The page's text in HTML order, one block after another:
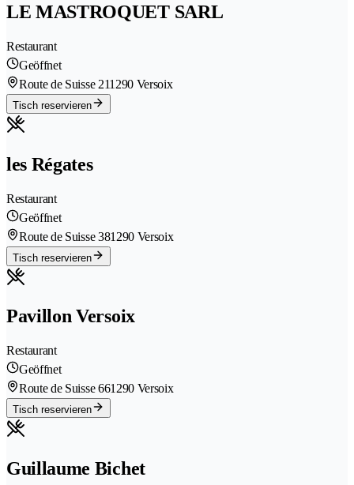
LE MASTROQUET SARL
Restaurant
Geöffnet
Route de Suisse 211290 Versoix
Tisch reservieren
les Régates
Restaurant
Geöffnet
Route de Suisse 381290 Versoix
Tisch reservieren
Pavillon Versoix
Restaurant
Geöffnet
Route de Suisse 661290 Versoix
Tisch reservieren
Guillaume Bichet